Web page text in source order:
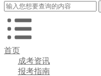
首页
成考资讯
报考指南